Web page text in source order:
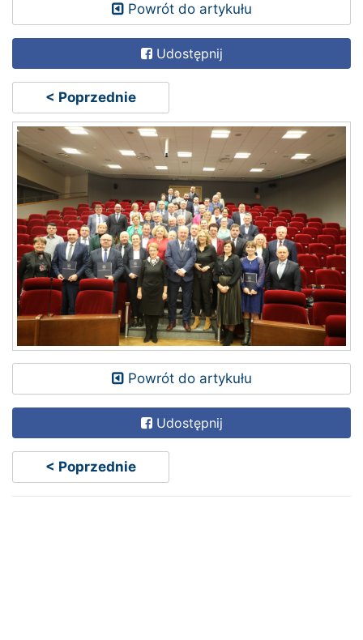
Powrót do artykułu
Udostępnij
< Poprzednie
Powrót do artykułu
Udostępnij
< Poprzednie